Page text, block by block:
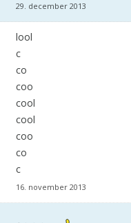
29. december 2013
lool
c
co
coo
cool
cool
coo
co
c
16. november 2013